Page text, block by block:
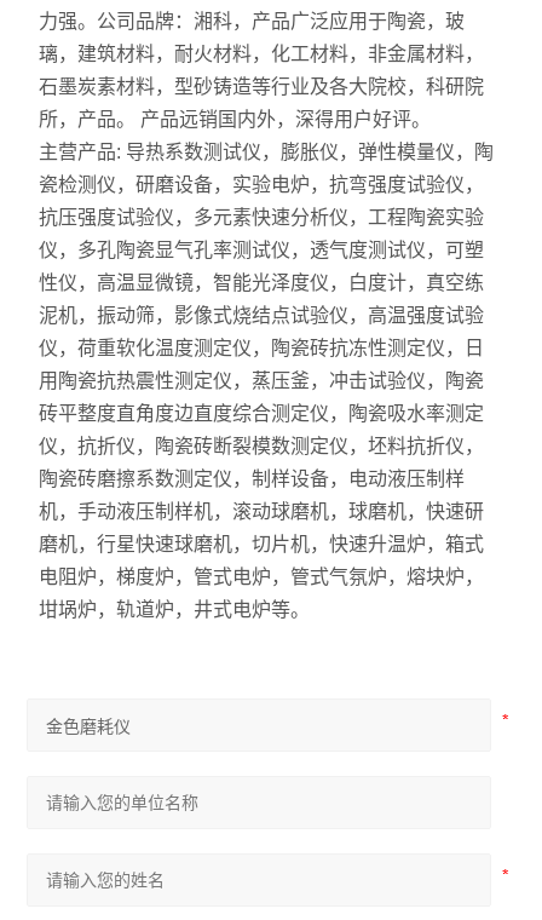
力强。公司品牌：湘科，产品广泛应用于陶瓷，玻
璃，建筑材料，耐火材料，化工材料，非金属材料，
石墨炭素材料，型砂铸造等行业及各大院校，科研院
所，产品。 产品远销国内外，深得用户好评。
主营产品: 导热系数测试仪，膨胀仪，弹性模量仪，陶
瓷检测仪，研磨设备，实验电炉，抗弯强度试验仪，
抗压强度试验仪，多元素快速分析仪，工程陶瓷实验
仪，多孔陶瓷显气孔率测试仪，透气度测试仪，可塑
性仪，高温显微镜，智能光泽度仪，白度计，真空练
泥机，振动筛，影像式烧结点试验仪，高温强度试验
仪，荷重软化温度测定仪，陶瓷砖抗冻性测定仪，日
用陶瓷抗热震性测定仪，蒸压釜，冲击试验仪，陶瓷
砖平整度直角度边直度综合测定仪，陶瓷吸水率测定
仪，抗折仪，陶瓷砖断裂模数测定仪，坯料抗折仪，
陶瓷砖磨擦系数测定仪，制样设备，电动液压制样
机，手动液压制样机，滚动球磨机，球磨机，快速研
磨机，行星快速球磨机，切片机，快速升温炉，箱式
电阻炉，梯度炉，管式电炉，管式气氛炉，熔块炉，
坩埚炉，轨道炉，井式电炉等。